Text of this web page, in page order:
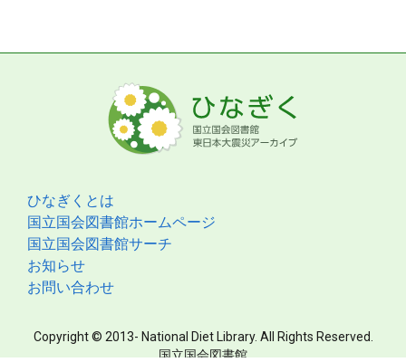
ひなぎくとは
国立国会図書館ホームページ
国立国会図書館サーチ
お知らせ
お問い合わせ
Copyright © 2013- National Diet Library. All Rights Reserved.